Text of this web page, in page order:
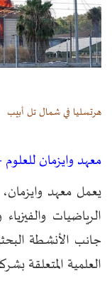
هرتسليا في شمال تل أبيب
معهد وايزمان
يعمل معهد
الرياضيات
جانب الأنشطة
العلمية المتعلقة